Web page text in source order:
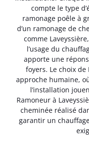
compte le type
ramonage poêle à
d’un ramonage de
comme
l’usage du
apporte une
foyers. Le choix
approche humaine,
l’installation
Ramoneur à
cheminée réalisé
garantir un